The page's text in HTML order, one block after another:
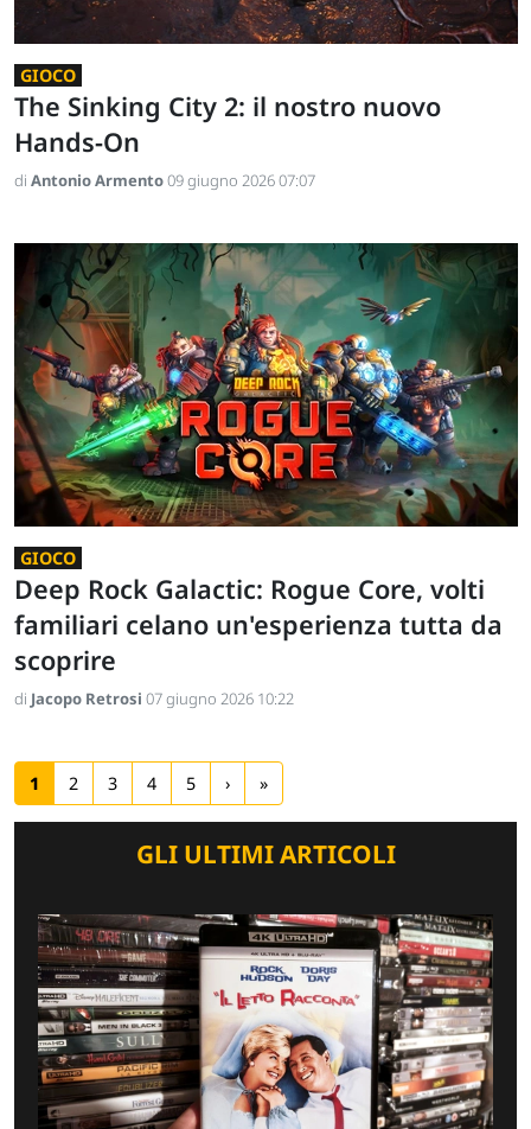
GIOCO
The Sinking City 2: il nostro nuovo
Hands-On
di Antonio Armento09 giugno 2026 07:07
GIOCO
Deep Rock Galactic: Rogue Core, volti
familiari celano un'esperienza tutta da
scoprire
di Jacopo Retrosi 07 giugno 2026 10:22
1 2 3 4 5 › »
GLI ULTIMI ARTICOLI